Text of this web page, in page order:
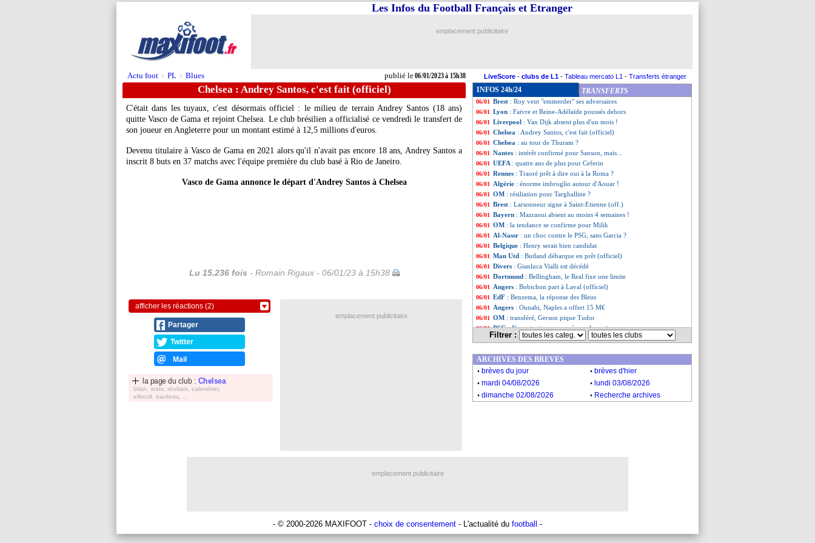
Actu foot > PL > Blues publié le06/01/2023 à 15h38
Les Infos du Football Français et Etranger
emplacement publicitaire
LiveScore - clubs de L1 - Tableau mercato L1 - Transferts étranger
Chelsea : Andrey Santos, c'est fait (officiel)
C'était dans les tuyaux, c'est désormais officiel : le milieu de terrain Andrey Santos (18 ans)
quitte Vasco de Gama et rejoint Chelsea. Le club brésilien a officialisé ce vendredi le transfert de
son joueur en Angleterre pour un montant estimé à 12,5 millions d'euros.
Devenu titulaire à Vasco de Gama en 2021 alors qu'il n'avait pas encore 18 ans, Andrey Santos a
inscrit 8 buts en 37 matchs avec l'équipe première du club basé à Rio de Janeiro.
Vasco de Gama annonce le départ d'Andrey Santos à Chelsea
Lu 15.236 fois - Romain Rigaux - 06/01/23 à 15h38
afficher les réactions (2)
Partager
Twitter
Mail
la page du club : Chelsea
bilan, stats, réultats, calendrier,
effectif, tranferts, ...
INFOS 24h/24 TRANSFERTS
06/01 Man City: Guardiola salue son propre génie
06/01 OM: l'Ajax prépare une offre pour Balerdi
06/01 Angleterre: son penalty, Kane n'oublie pas
06/01 Monaco: deux pistes au Brésil pour Lucas
06/01 Brest : Roy veut "emmerder" ses adversaires
06/01 Lyon : Faivre et Reine-Adélaïde poussés dehors
06/01 Liverpool : Van Dijk absent plus d'un mois !
06/01 Chelsea : Andrey Santos, c'est fait (officiel)
06/01 Chelsea : au tour de Thuram ?
06/01 Nantes : intérêt confirmé pour Sanson, mais...
06/01 UEFA : quatre ans de plus pour Ceferin
06/01 Rennes : Traoré prêt à dire oui à la Roma ?
06/01 Algérie : énorme imbroglio autour d'Aouar !
06/01 OM : résiliation pour Targhalline ?
06/01 Brest : Larsonneur signe à Saint-Etienne (off.)
06/01 Bayern : Mazraoui absent au moins 4 semaines !
06/01 OM : la tendance se confirme pour Milik
06/01 Al-Nassr : un choc contre le PSG, sans Garcia ?
06/01 Belgique : Henry serait bien candidat
06/01 Man Utd : Butland débarque en prêt (officiel)
06/01 Divers : Gianluca Vialli est décédé
06/01 Dortmund : Bellingham, le Real fixe une limite
06/01 Angers : Bobichon part à Laval (officiel)
06/01 EdF : Benzema, la réponse des Bleus
06/01 Angers : Ounahi, Naples a offert 15 M€
06/01 OM : transféré, Gerson pique Tudor
06/01 PSG: Navas toujours poussé vers la sortie
06/01 Man City : Guardiola loue le jeu d'Arsenal
... Liste des brèves du jeu. 5 janvier 2023
... Liste des brèves du mer. 4 janvier 2023
Filtrer :
emplacement publicitaire
ARCHIVES DES BREVES
. brèves du jour . brèves d'hier
. mardi 04/08/2026 . lundi 03/08/2026
. dimanche 02/08/2026 . Recherche archives
emplacement publicitaire
- © 2000-2026 MAXIFOOT - choix de consentement - L'actualité du football -